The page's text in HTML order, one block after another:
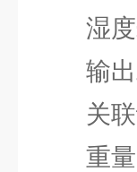
湿度
输出
关联
重量